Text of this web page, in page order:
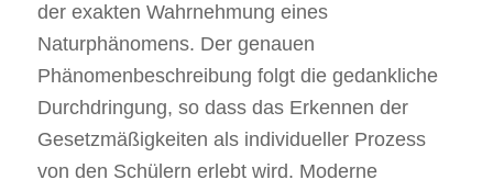
der exakten Wahrnehmung eines
Naturphänomens. Der genauen
Phänomenbeschreibung folgt die gedankliche
Durchdringung, so dass das Erkennen der
Gesetzmäßigkeiten als individueller Prozess
von den Schülern erlebt wird. Moderne